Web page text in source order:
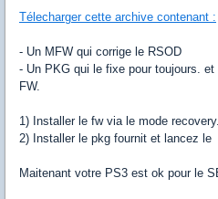
Télecharger cette archive contenant :
- Un MFW qui corrige le RSOD
- Un PKG qui le fixe pour toujours.
FW.
1) Installer le fw via le mode recovery.
2) Installer le pkg fournit et lancez le
Maitenant votre PS3 est ok pour le